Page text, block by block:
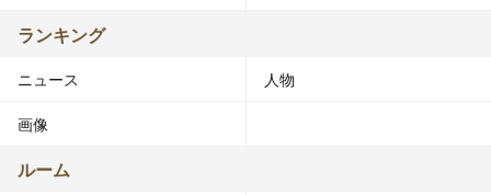
ランキング
ニュース 人物
画像
ルーム